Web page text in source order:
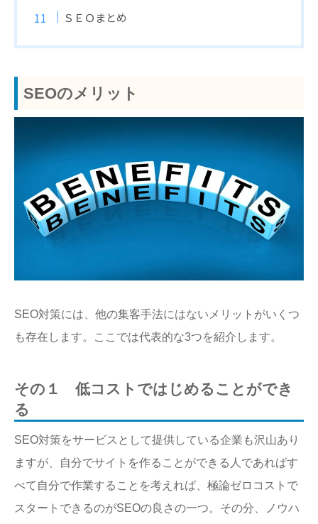
ＳＥＯまとめ
SEOのメリット
SEO対策には、他の集客手法にはないメリットがいくつ
も存在します。ここでは代表的な3つを紹介します。
その１ 低コストではじめることができ
る
SEO対策をサービスとして提供している企業も沢山あり
ますが、自分でサイトを作ることができる人であればす
べて自分で作業することを考えれば、極論ゼロコストで
スタートできるのがSEOの良さの一つ。その分、ノウハ